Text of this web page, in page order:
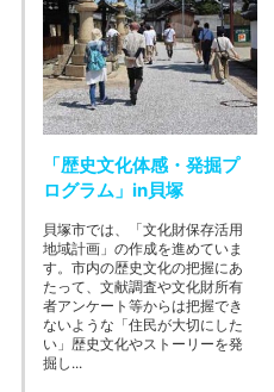
「歴史文化体感・発掘プ
ログラム」in貝塚
貝塚市では、「文化財保存活用
地域計画」の作成を進めていま
す。市内の歴史文化の把握にあ
たって、文献調査や文化財所有
者アンケート等からは把握でき
ないような「住民が大切にした
い」歴史文化やストーリーを発
掘し...